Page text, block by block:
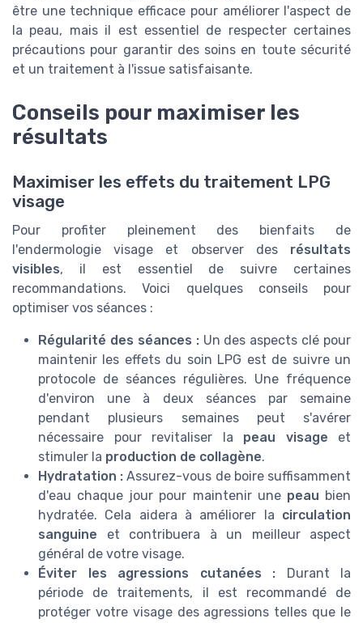
être une technique efficace pour améliorer l'aspect de
la peau, mais il est essentiel de respecter certaines
précautions pour garantir des soins en toute sécurité
et un traitement à l'issue satisfaisante.
Conseils pour maximiser les
résultats
Maximiser les effets du traitement LPG
visage
Pour profiter pleinement des bienfaits de
l'endermologie visage et observer des résultats
visibles, il est essentiel de suivre certaines
recommandations. Voici quelques conseils pour
optimiser vos séances :
Régularité des séances :Un des aspects clé pour
maintenir les effets du soin LPG est de suivre un
protocole de séances régulières. Une fréquence
d'environ une à deux séances par semaine
pendant plusieurs semaines peut s'avérer
nécessaire pour revitaliser la peau visage et
stimuler la production de collagène.
Hydratation : Assurez-vous de boire suffisamment
d'eau chaque jour pour maintenir une peau bien
hydratée. Cela aidera à améliorer la circulation
sanguine et contribuera à un meilleur aspect
général de votre visage.
Éviter les agressions cutanées : Durant la
période de traitements, il est recommandé de
protéger votre visage des agressions telles que le